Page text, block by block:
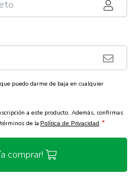
puedo darme de baja en cualquier
a este producto. Además, confirmas
de la Política de Privacidad *
comprar!